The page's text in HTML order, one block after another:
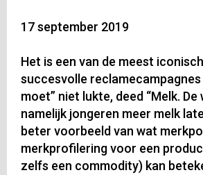
17 september 2019
Het is een van de meest
succesvolle
moet” niet lukte, deed “Melk. De
namelijk jongeren meer melk
beter voorbeeld van wat
merkprofilering voor een
zelfs een commodity) kan